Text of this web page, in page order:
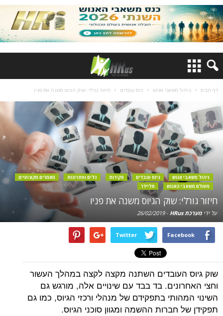
דף הבית ניהול משאבי אנוש גיוס עובדים חיזור גורלי: שוק הגיוס משנה את פניו
ניהול משאבי אנוש גיוס עובדים סקירות כלים ופתרונות
מאמרים מקצועיים
מעולם משאבי האנוש
סליידר
חיזור גורלי: שוק הגיוס משנה את פניו
על ידי מערכת HRus -
26/02/2019
Facebook
Twitter
שוק גיוס העובדים השתנה מקצה לקצה במהלך העשור
וחצי האחרונים. בד בבד עם שינויים אלה, מורגש גם
השינוי המהותי בתפקידם של מנהלי ורכזי הגיוס, כמו גם
תפקידן של חברות ההשמה ומגוון סוכני הגיוס.